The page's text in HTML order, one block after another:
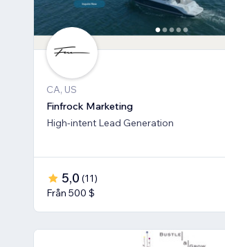
CA, US
Finfrock Marketing
High-intent Lead Generation
5,0 (11)
Från 500 $